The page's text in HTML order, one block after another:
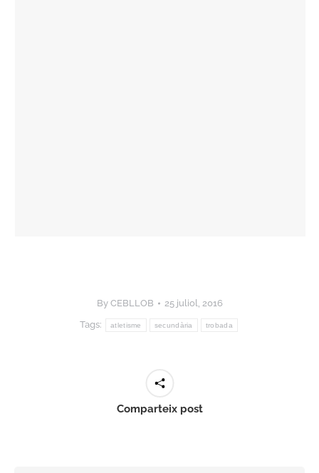
By CEBLLOB 25 juliol, 2016
Tags: atletisme secundària trobada
Comparteix post